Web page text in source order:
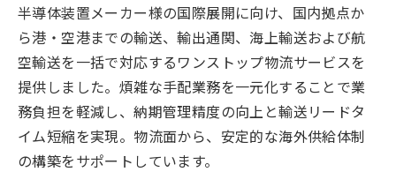
半導体装置メーカー様の国際展開に向け、国内拠点か
ら港・空港までの輸送、輸出通関、海上輸送および航
空輸送を一括で対応するワンストップ物流サービスを
提供しました。煩雑な手配業務を一元化することで業
務負担を軽減し、納期管理精度の向上と輸送リードタ
イム短縮を実現。物流面から、安定的な海外供給体制
の構築をサポートしています。